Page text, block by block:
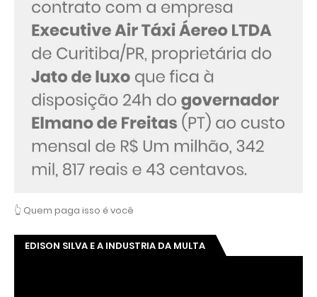
👆 Quem paga isso é você
EDISON SILVA E A INDUSTRIA DA MULTA